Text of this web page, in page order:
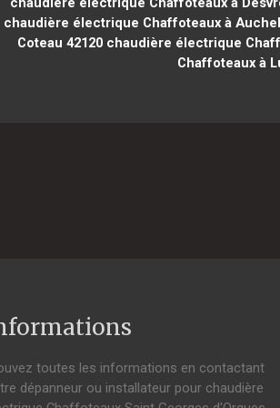
chaudière électrique Chaffoteaux à
Coteau 42120 chaudière électrique
Chaffoteaux à
toutes les informations en contactant
dépanneur ou installateur pour chaudière